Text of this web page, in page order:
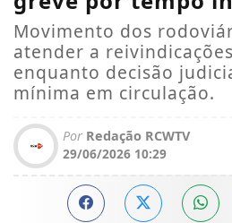
Movimento dos
atender a
enquanto decisão
mínima em circulação.
Por Redação RCWTV
29/06/2026 10:29